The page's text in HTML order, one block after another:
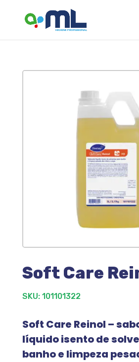
Soft Care
SKU: 101101322
Soft Care Reinol –
líquido isento de
banho e limpeza